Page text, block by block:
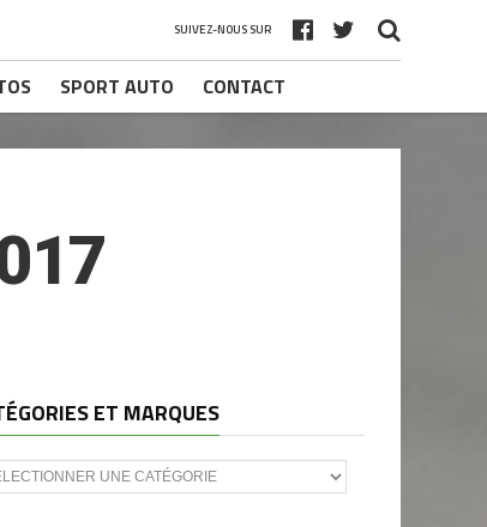
SUIVEZ-NOUS SUR
SPORT AUTO CONTACT
ET MARQUES